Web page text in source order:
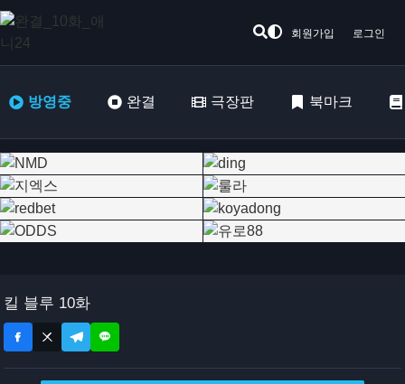
회원가입 로그인
방영중 완결 극장판 북마크
킬 블루 10화